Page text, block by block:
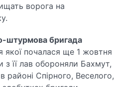
ворога на
штурмова бригада
якої почалася ще 1 жовтня
з її лав обороняли Бахмут,
районі Спірного, Веселого,